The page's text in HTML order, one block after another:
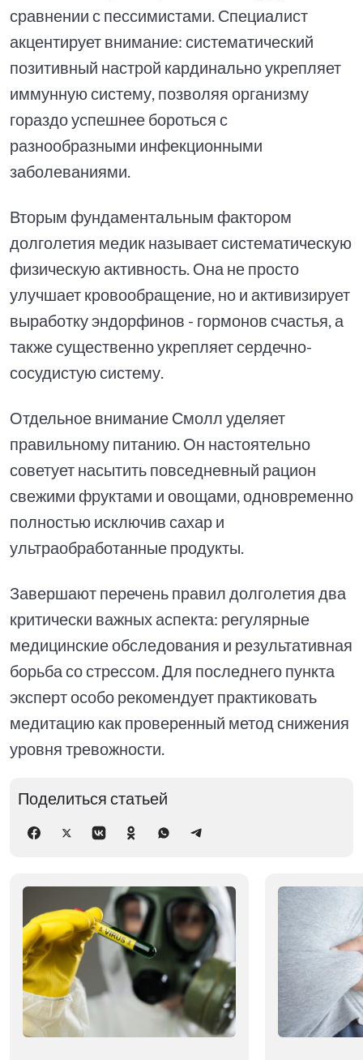
сравнении с пессимистами. Специалист
акцентирует внимание: систематический
позитивный настрой кардинально укрепляет
иммунную систему, позволяя организму
гораздо успешнее бороться с
разнообразными инфекционными
заболеваниями.
Вторым фундаментальным фактором
долголетия медик называет систематическую
физическую активность. Она не просто
улучшает кровообращение, но и активизирует
выработку эндорфинов - гормонов счастья, а
также существенно укрепляет сердечно-
сосудистую систему.
Отдельное внимание Смолл уделяет
правильному питанию. Он настоятельно
советует насытить повседневный рацион
свежими фруктами и овощами, одновременно
полностью исключив сахар и
ультраобработанные продукты.
Завершают перечень правил долголетия два
критически важных аспекта: регулярные
медицинские обследования и результативная
борьба со стрессом. Для последнего пункта
эксперт особо рекомендует практиковать
медитацию как проверенный метод снижения
уровня тревожности.
Поделиться статьей